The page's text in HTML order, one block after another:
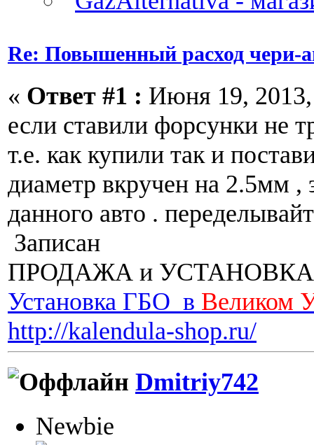
Re: Повышенный расход чери-
« Ответ #1 : Июня 19,
если ставили форсунки не
т.е. как купили так и
диаметр вкручен на 2.5мм ,
данного авто .
Записан
ПРОДАЖА и
Установка ГБО в Великом
http://kalendula-shop.ru/
Dmitriy742
Newbie